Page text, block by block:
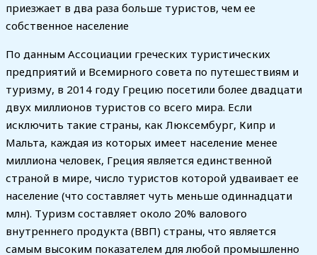
приезжает в два раза больше туристов, чем ее
собственное население
По данным Ассоциации греческих туристических
предприятий и Всемирного совета по путешествиям и
туризму, в 2014 году Грецию посетили более двадцати
двух миллионов туристов со всего мира. Если
исключить такие страны, как Люксембург, Кипр и
Мальта, каждая из которых имеет население менее
миллиона человек, Греция является единственной
страной в мире, число туристов которой удваивает ее
население (что составляет чуть меньше одиннадцати
млн). Туризм составляет около 20% валового
внутреннего продукта (ВВП) страны, что является
самым высоким показателем для любой промышленно